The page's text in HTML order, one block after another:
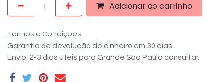
Adicionar ao carrinho
Termos e Condições
Garantia de devolução do dinheiro em 30 dias
Envio: 2-3 dias úteis para Grande São Paulo consultar.